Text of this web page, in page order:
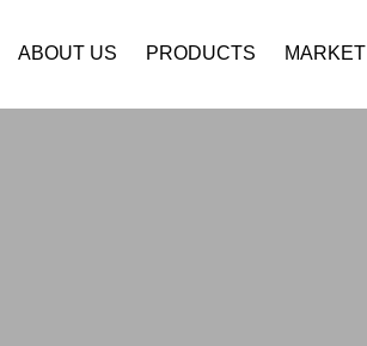
ABOUT US PRODUCTS MARKET